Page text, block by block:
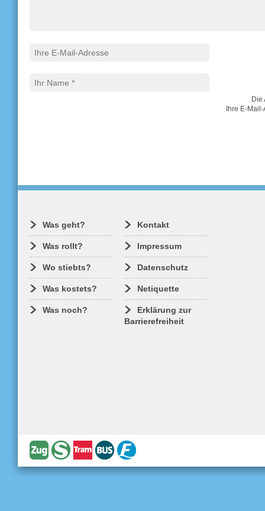
Die
Ihre E-
Was geht?
Was rollt?
Wo stiebts?
Was kostets?
Was noch?
Kontakt
Impressum
Datenschutz
Netiquette
Erklärung zur
Barrierefreiheit